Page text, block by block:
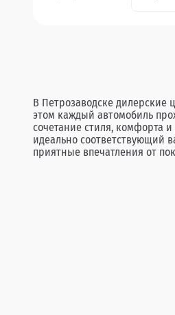
В Петрозаводске дилерские
этом каждый автомобиль
сочетание стиля, комфорта
идеально соответствующий
приятные впечатления от